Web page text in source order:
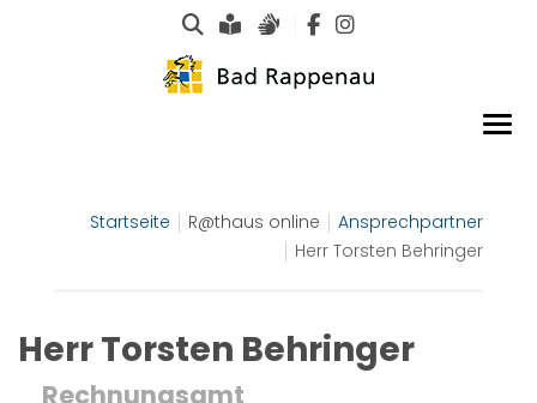
Suche
Leichte Sprache
Gebärdensprachen
Startseite R@thaus online
Ansprechpartner
Herr Torsten Behringer
Herr Torsten Behringer
Rechnungsamt